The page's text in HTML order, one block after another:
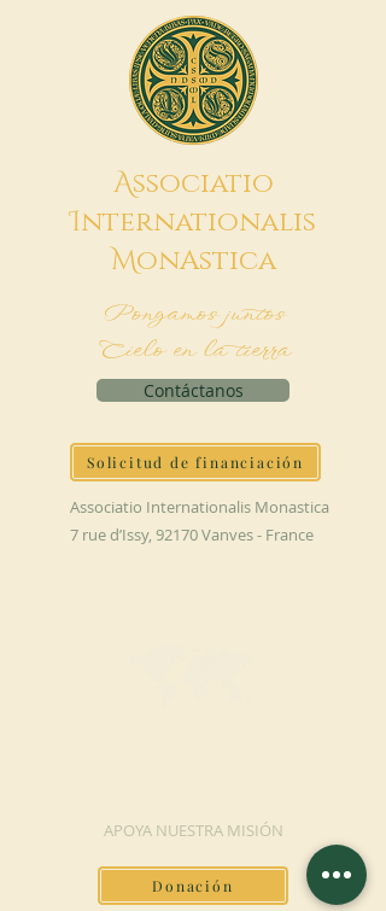
Associatio
Internationalis
MonAstica
Pongamos juntos
Cielo en la tierra
Contáctanos
Solicitud de financiación
Associatio Internationalis Monastica
7 rue d’Issy, 92170 Vanves - France
APOYA NUESTRA MISIÓN
Donación